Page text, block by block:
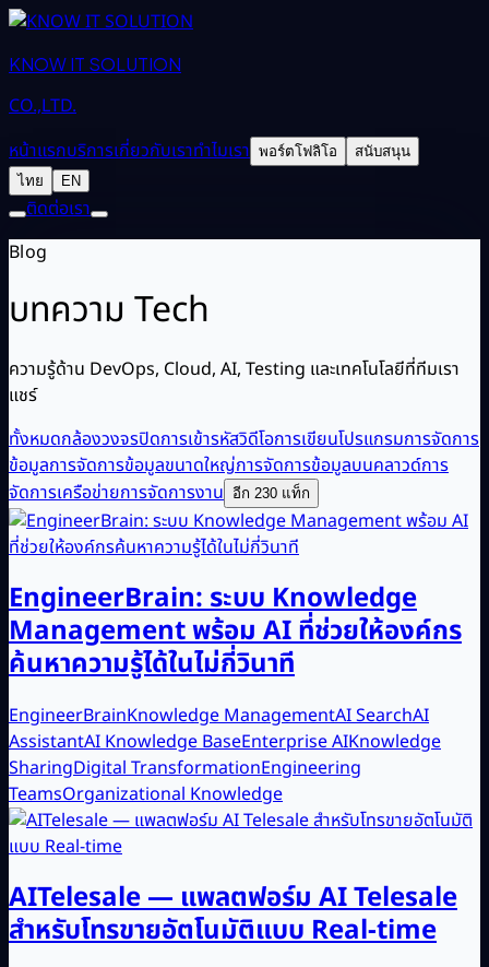
KNOW IT SOLUTION
CO.,LTD.
หน้าแรกบริการเกี่ยวกับเราทำไมเรา พอร์ตโฟลิโอ
สนับสนุน
ไทย
EN
ติดต่อเรา
Blog
บทความ Tech
ความรู้ด้าน DevOps, Cloud, AI, Testing และเทคโนโลยีที่ทีมเรา
แชร์
ทั้งหมดกล้องวงจรปิดการเข้ารหัสวิดีโอการเขียนโปรแกรมการจัดการ
ข้อมูลการจัดการข้อมูลขนาดใหญ่การจัดการข้อมูลบนคลาวด์การ
จัดการเครือข่ายการจัดการงาน อีก 230 แท็ก
EngineerBrain: ระบบ Knowledge
Management พร้อม AI ที่ช่วยให้องค์กร
ค้นหาความรู้ได้ในไม่กี่วินาที
EngineerBrainKnowledge ManagementAI SearchAI
AssistantAI Knowledge BaseEnterprise AIKnowledge
SharingDigital TransformationEngineering
TeamsOrganizational Knowledge
AITelesale — แพลตฟอร์ม AI Telesale
สำหรับโทรขายอัตโนมัติแบบ Real-time